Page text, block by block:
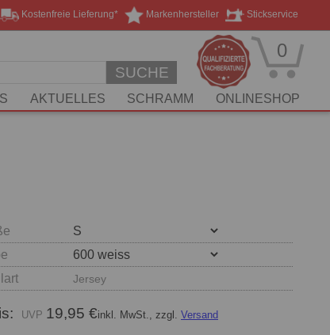
Stickservice
Markenhersteller
Kostenfreie Lieferung*
SUCHE
0
AKTUELLES SCHRAMM ONLINESHOP
Jersey
19,95 €inkl. MwSt., zzgl. Versand